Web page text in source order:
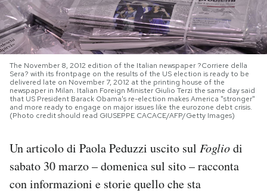
NEWSLETTER
I MIEI PREFERITI
SHOP
AREA PERSONALE
The November 8, 2012 edition of the Italian newspaper ?Corriere della
Sera? with its frontpage on the results of the US election is ready to be
delivered late on November 7, 2012 at the printing house of the
newspaper in Milan. Italian Foreign Minister Giulio Terzi the same day said
that US President Barack Obama's re-election makes America "stronger"
and more ready to engage on major issues like the eurozone debt crisis.
(Photo credit should read GIUSEPPE CACACE/AFP/Getty Images)
Un articolo di Paola Peduzzi uscito sul Fogliodi
sabato 30 marzo – domenica sul sito – racconta
con informazioni e storie quello che sta